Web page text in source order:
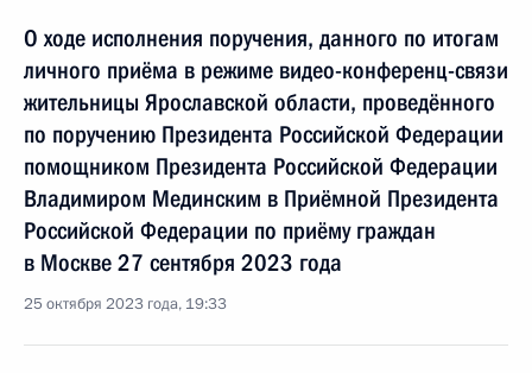
О ходе исполнения поручения, данного по итогам
личного приёма в режиме видео-конференц-связи
жительницы Ярославской области, проведённого
по поручению Президента Российской Федерации
помощником Президента Российской Федерации
Владимиром Мединским в Приёмной Президента
Российской Федерации по приёму граждан
в Москве 27 сентября 2023 года
25 октября 2023 года, 19:33